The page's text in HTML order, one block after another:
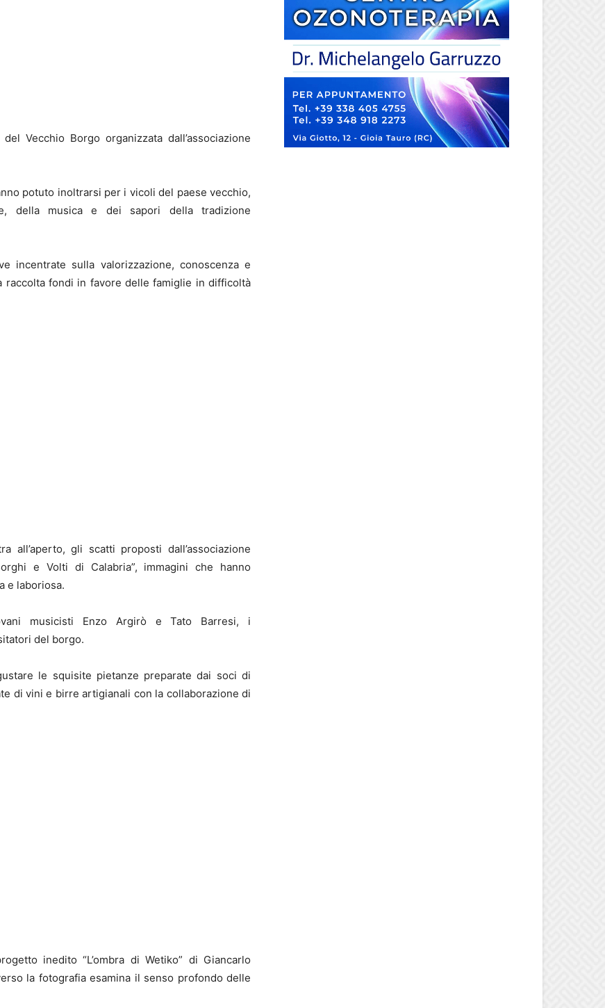
Vecchio Borgo organizzata dall’associazione
potuto inoltrarsi per i vicoli del paese vecchio,
della musica e dei sapori della tradizione
incentrate sulla valorizzazione, conoscenza e
fondi in favore delle famiglie in difficoltà
gli scatti proposti dall’associazione
e Volti di Calabria”, immagini che hanno
e laboriosa.
musicisti Enzo Argirò e Tato Barresi, i
del borgo.
le squisite pietanze preparate dai soci di
di vini e birre artigianali con la collaborazione di
inedito “L’ombra di Wetiko” di Giancarlo
la fotografia esamina il senso profondo delle